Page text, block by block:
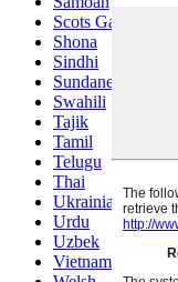
Scots Gaelic
Shona
Sindhi
Sundanese
Swahili
Tajik
Tamil
Telugu
Thai
Ukrainian
Urdu
Uzbek
Vietnamese